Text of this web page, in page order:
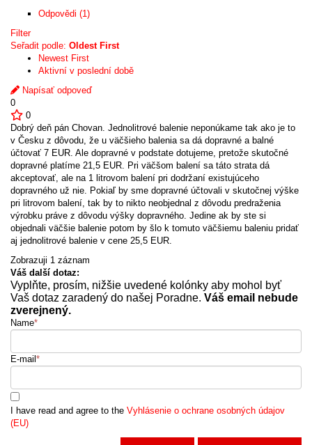
Odpovědi (1)
Filter
Seřadit podle: Oldest First
Newest First
Aktivní v poslední době
Napísať odpoveď
0
0
Dobrý deň pán Chovan. Jednolitrové balenie neponúkame tak ako je to
v Česku z dôvodu, že u väčšieho balenia sa dá dopravné a balné
účtovať 7 EUR. Ale dopravné v podstate dotujeme, pretože skutočné
dopravné platíme 21,5 EUR. Pri väčšom balení sa táto strata dá
akceptovať, ale na 1 litrovom balení pri dodržaní existujúceho
dopravného už nie. Pokiaľ by sme dopravné účtovali v skutočnej výške
pri litrovom balení, tak by to nikto neobjednal z dôvodu predraženia
výrobku práve z dôvodu výšky dopravného. Jedine ak by ste si
objednali väčšie balenie potom by šlo k tomuto väčšiemu baleniu pridať
aj jednolitrové balenie v cene 25,5 EUR.
Zobrazuji 1 záznam
Váš další dotaz:
Vyplňte, prosím, nižšie uvedené kolónky aby mohol byť
Vaš dotaz zaradený do našej Poradne. Váš email nebude
zverejnený.
Name*
E-mail *
I have read and agree to the Vyhlásenie o ochrane osobných údajov
(EU)